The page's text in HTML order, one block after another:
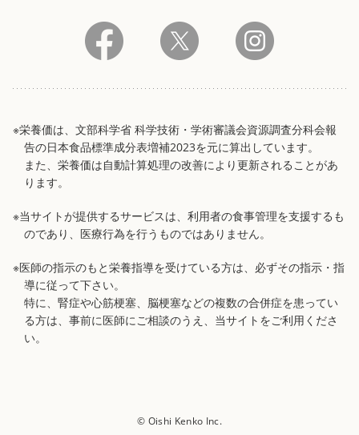
※栄養価は、文部科学省 科学技術・学術審議会資源調査分科会報
告の日本食品標準成分表増補2023を元に算出しています。
また、栄養価は自動計算処理の改善により更新されることがあ
ります。
※当サイトが提供するサービスは、利用者の食事管理を支援するも
のであり、医療行為を行うものではありません。
※医師の指示のもと栄養指導を受けている方は、必ずその指示・指
導に従って下さい。
特に、腎症や心筋梗塞、脳梗塞などの複数の合併症を患ってい
る方は、事前に医師にご相談のうえ、当サイトをご利用くださ
い。
© Oishi Kenko Inc.